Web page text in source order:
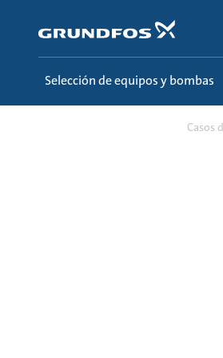
contenido
principal
Selección de equipos y bombas
Casos